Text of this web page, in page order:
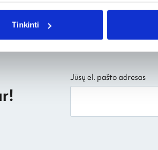
Tinkinti
Jūsų el. pašto adresas